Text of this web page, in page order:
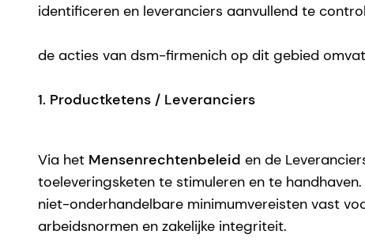
identificeren en leveranciers aanvullend te
de acties van dsm-firmenich op dit gebied
1. Productketens / Leveranciers
Via het Mensenrechtenbeleid en de
toeleveringsketen te stimuleren en te
niet-onderhandelbare minimumvereisten vast
arbeidsnormen en zakelijke integriteit.